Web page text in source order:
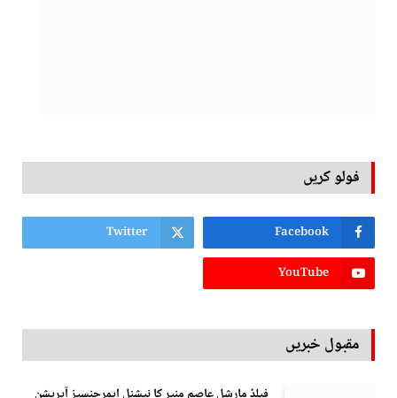
فولو کریں
Facebook
Twitter
YouTube
مقبول خبریں